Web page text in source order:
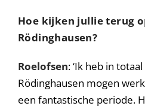
Hoe kijken jullie terug
Rödinghausen?
Roelofsen: ‘Ik heb in
Rödinghausen mogen
een fantastische periode.